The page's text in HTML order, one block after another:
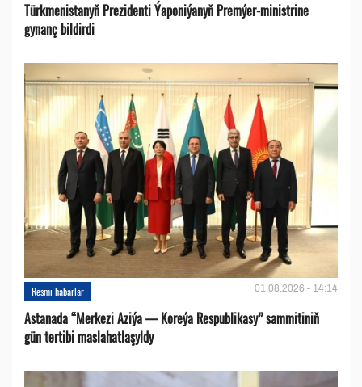
Türkmenistanyň Prezidenti Ýaponiýanyň Premýer-ministrine
gynanç bildirdi
Resmi habarlar 01.08.2026 - 14:14
Astanada “Merkezi Aziýa — Koreýa Respublikasy” sammitiniň
gün tertibi maslahatlaşyldy